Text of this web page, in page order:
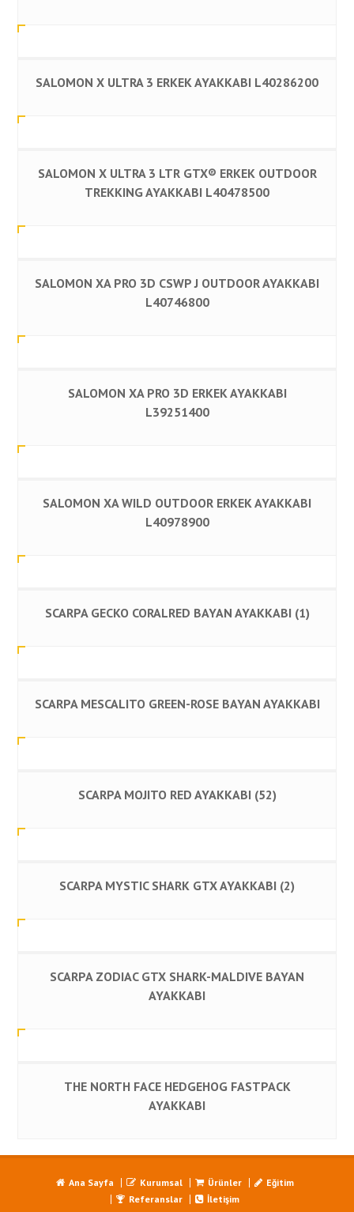
SALOMON X ULTRA 3 ERKEK AYAKKABI L40286200
SALOMON X ULTRA 3 LTR GTX® ERKEK OUTDOOR
TREKKING AYAKKABI L40478500
SALOMON XA PRO 3D CSWP J OUTDOOR AYAKKABI
L40746800
SALOMON XA PRO 3D ERKEK AYAKKABI
L39251400
SALOMON XA WILD OUTDOOR ERKEK AYAKKABI
L40978900
SCARPA GECKO CORALRED BAYAN AYAKKABI (1)
SCARPA MESCALITO GREEN-ROSE BAYAN AYAKKABI
SCARPA MOJITO RED AYAKKABI (52)
SCARPA MYSTIC SHARK GTX AYAKKABI (2)
SCARPA ZODIAC GTX SHARK-MALDIVE BAYAN
AYAKKABI
THE NORTH FACE HEDGEHOG FASTPACK
AYAKKABI
Ana Sayfa Kurumsal Ürünler
Eğitim
Referanslar
İletişim